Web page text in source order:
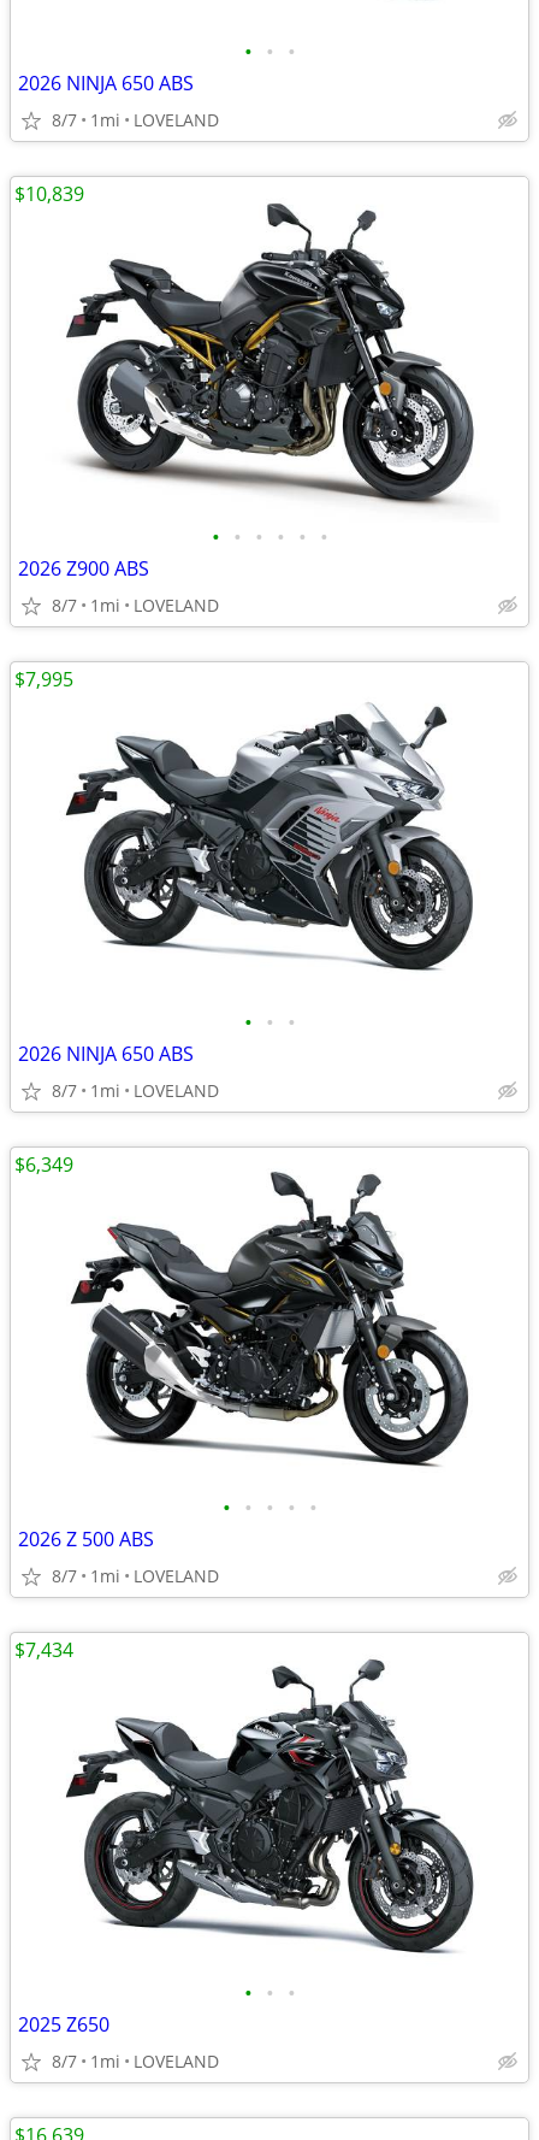
• • •
2026 NINJA 650 ABS
8/7 1mi LOVELAND
• • • • • •
2026 Z900 ABS
8/7 1mi LOVELAND
$10,839
• • •
2026 NINJA 650 ABS
8/7 1mi LOVELAND
$7,995
• • • • •
2026 Z 500 ABS
8/7 1mi LOVELAND
$6,349
• • •
2025 Z650
8/7 1mi LOVELAND
$7,434